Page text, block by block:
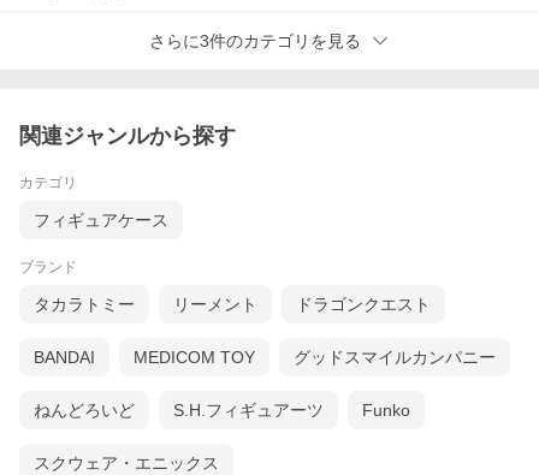
さらに3件のカテゴリを見る
関連ジャンルから探す
カテゴリ
フィギュアケース
ブランド
タカラトミー リーメント ドラゴンクエスト
BANDAI MEDICOM TOY グッドスマイルカンパニー
ねんどろいど S.H.フィギュアーツ Funko
スクウェア・エニックス